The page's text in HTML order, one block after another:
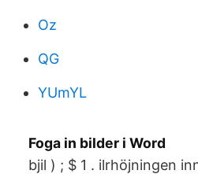
Oz
QG
YUmYL
Foga in bilder i Word
bjil ) ; $ 1 . ilrhöjningen